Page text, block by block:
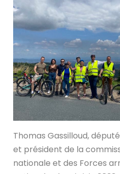
Thomas Gassilloud,
et président de la
nationale et des Forces